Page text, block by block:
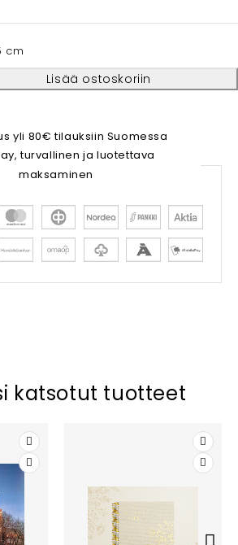
cm
Lisää ostoskoriin
yli 80€ tilauksiin Suomessa
turvallinen ja luotettava
maksaminen
katsotut tuotteet